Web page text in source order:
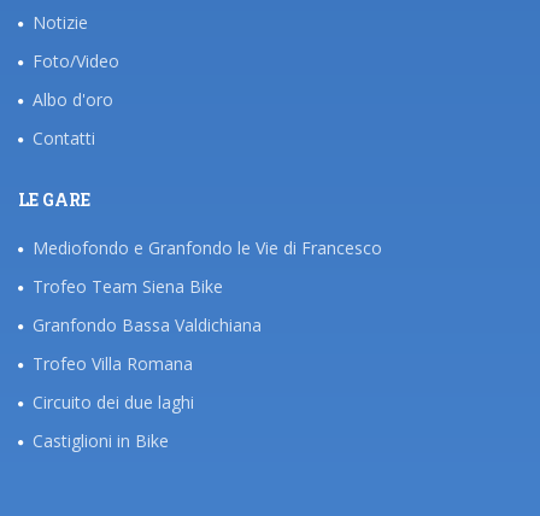
Notizie
Foto/Video
Albo d'oro
Contatti
LE GARE
Mediofondo e Granfondo le Vie di Francesco
Trofeo Team Siena Bike
Granfondo Bassa Valdichiana
Trofeo Villa Romana
Circuito dei due laghi
Castiglioni in Bike